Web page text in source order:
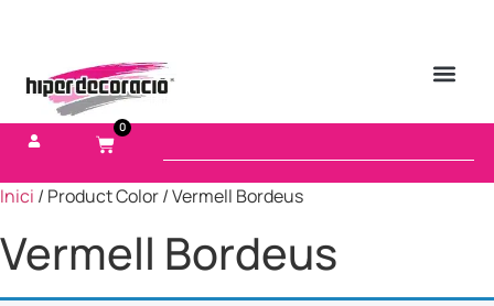
0
Inici / Product Color / Vermell Bordeus
Vermell Bordeus